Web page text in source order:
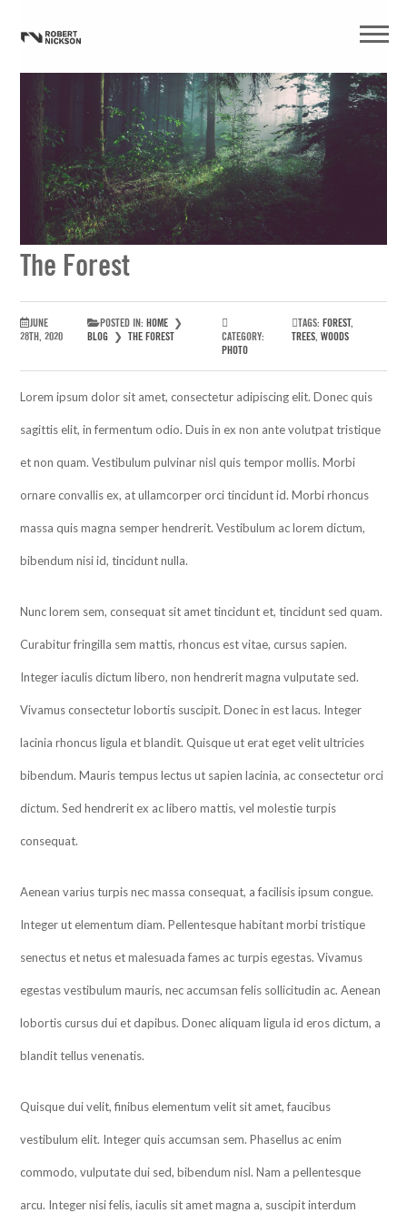
The Forest
JUNE
28TH, 2020
POSTED IN: HOME ❯
BLOG ❯ THE FOREST
CATEGORY:
PHOTO
TAGS: FOREST,
TREES, WOODS
Lorem ipsum dolor sit amet, consectetur adipiscing elit. Donec quis
sagittis elit, in fermentum odio. Duis in ex non ante volutpat tristique
et non quam. Vestibulum pulvinar nisl quis tempor mollis. Morbi
ornare convallis ex, at ullamcorper orci tincidunt id. Morbi rhoncus
massa quis magna semper hendrerit. Vestibulum ac lorem dictum,
bibendum nisi id, tincidunt nulla.
Nunc lorem sem, consequat sit amet tincidunt et, tincidunt sed quam.
Curabitur fringilla sem mattis, rhoncus est vitae, cursus sapien.
Integer iaculis dictum libero, non hendrerit magna vulputate sed.
Vivamus consectetur lobortis suscipit. Donec in est lacus. Integer
lacinia rhoncus ligula et blandit. Quisque ut erat eget velit ultricies
bibendum. Mauris tempus lectus ut sapien lacinia, ac consectetur orci
dictum. Sed hendrerit ex ac libero mattis, vel molestie turpis
consequat.
Aenean varius turpis nec massa consequat, a facilisis ipsum congue.
Integer ut elementum diam. Pellentesque habitant morbi tristique
senectus et netus et malesuada fames ac turpis egestas. Vivamus
egestas vestibulum mauris, nec accumsan felis sollicitudin ac. Aenean
lobortis cursus dui et dapibus. Donec aliquam ligula id eros dictum, a
blandit tellus venenatis.
Quisque dui velit, finibus elementum velit sit amet, faucibus
vestibulum elit. Integer quis accumsan sem. Phasellus ac enim
commodo, vulputate dui sed, bibendum nisl. Nam a pellentesque
arcu. Integer nisi felis, iaculis sit amet magna a, suscipit interdum